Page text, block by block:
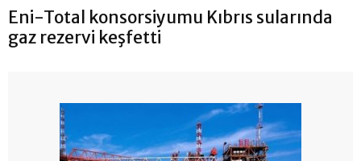
Eni-Total konsorsiyumu Kıbrıs sularında
gaz rezervi keşfetti